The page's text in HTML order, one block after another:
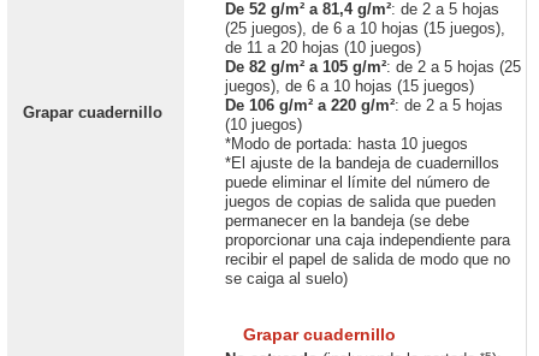
Grapar cuadernillo
De 52 g/m² a 81,4 g/m²: de 2 a 5 hojas
(25 juegos), de 6 a 10 hojas (15 juegos),
de 11 a 20 hojas (10 juegos)
De 82 g/m² a 105 g/m²: de 2 a 5 hojas (25
juegos), de 6 a 10 hojas (15 juegos)
De 106 g/m² a 220 g/m²: de 2 a 5 hojas
(10 juegos)
*Modo de portada: hasta 10 juegos
*El ajuste de la bandeja de cuadernillos
puede eliminar el límite del número de
juegos de copias de salida que pueden
permanecer en la bandeja (se debe
proporcionar una caja independiente para
recibir el papel de salida de modo que no
se caiga al suelo)
Grapar cuadernillo